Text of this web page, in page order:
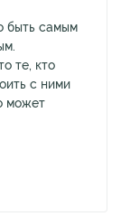
быть самым
те, кто
с ними
может